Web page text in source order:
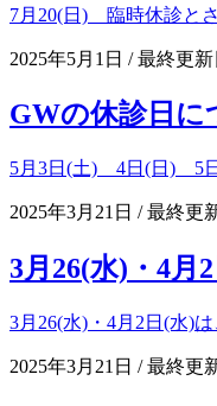
7月20(日) 臨時休診と
2025年5月1日 / 最終更新
GWの休診日に
5月3日(土) 4日(日) 5日
2025年3月21日 / 最終更
3月26(水)・4
3月26(水)・4月2日(水)
2025年3月21日 / 最終更